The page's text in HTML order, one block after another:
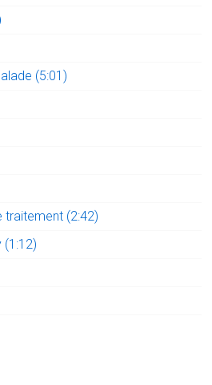
(5:01)
traitement (2:42)
(1:12)